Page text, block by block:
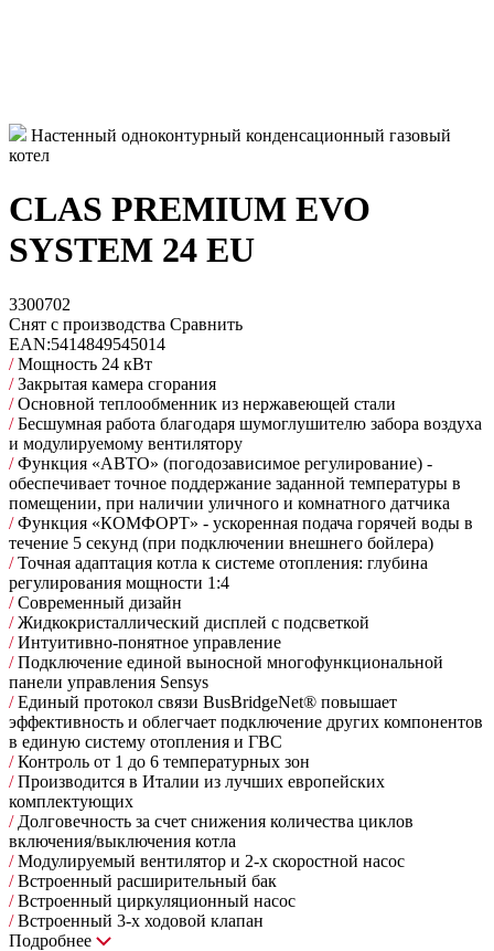
Настенный одноконтурный конденсационный газовый
котел
CLAS PREMIUM EVO
SYSTEM 24 EU
3300702
Снят с производства Сравнить
EAN:5414849545014
/Мощность 24 кВт
/Закрытая камера сгорания
/Основной теплообменник из нержавеющей стали
/Бесшумная работа благодаря шумоглушителю забора воздуха
и модулируемому вентилятору
/Функция «АВТО» (погодозависимое регулирование) -
обеспечивает точное поддержание заданной температуры в
помещении, при наличии уличного и комнатного датчика
/Функция «КОМФОРТ» - ускоренная подача горячей воды в
течение 5 секунд (при подключении внешнего бойлера)
/Точная адаптация котла к системе отопления: глубина
регулирования мощности 1:4
/Современный дизайн
/Жидкокристаллический дисплей с подсветкой
/Интуитивно-понятное управление
/Подключение единой выносной многофункциональной
панели управления Sensys
/Единый протокол связи BusBridgeNet® повышает
эффективность и облегчает подключение других компонентов
в единую систему отопления и ГВС
/Контроль от 1 до 6 температурных зон
/Производится в Италии из лучших европейских
комплектующих
/Долговечность за счет снижения количества циклов
включения/выключения котла
/Модулируемый вентилятор и 2-х скоростной насос
/Встроенный расширительный бак
/Встроенный циркуляционный насос
/Встроенный 3-х ходовой клапан
Подробнее